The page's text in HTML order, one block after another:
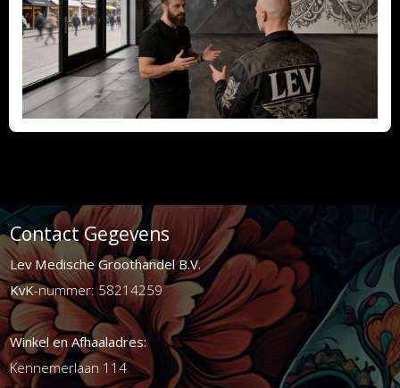
Contact Gegevens
Lev Medische Groothandel B.V.
KvK-nummer: 58214259
Winkel en Afhaaladres:
Kennemerlaan 114